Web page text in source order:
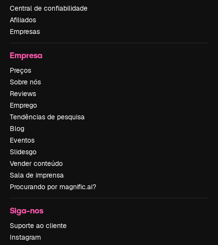
Central de confiabilidade
Afiliados
Empresas
Empresa
Preços
Sobre nós
Reviews
Emprego
Tendências de pesquisa
Blog
Eventos
Slidesgo
Vender conteúdo
Sala de imprensa
Procurando por magnific.ai?
Siga-nos
Suporte ao cliente
Instagram